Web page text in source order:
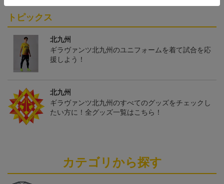
トピックス
北九州
ギラヴァンツ北九州のユニフォームを着て試合を応
援しよう！
北九州
ギラヴァンツ北九州のすべてのグッズをチェックし
たい方に！全グッズ一覧はこちら！
カテゴリから探す